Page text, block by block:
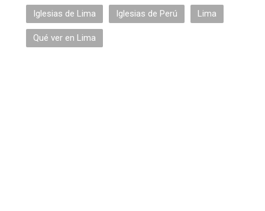
Iglesias de Lima Iglesias de Perú Lima
Qué ver en Lima